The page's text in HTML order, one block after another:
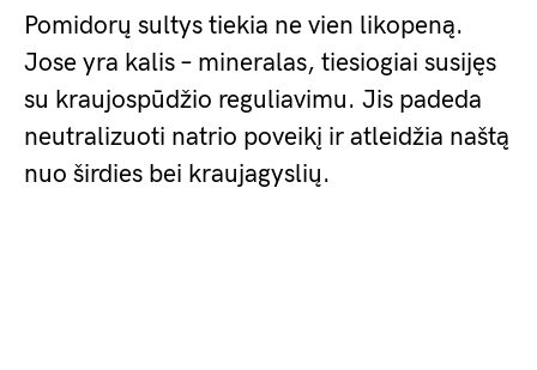
Pomidorų sultys tiekia ne vien likopeną.
Jose yra kalis – mineralas, tiesiogiai susijęs
su kraujospūdžio reguliavimu. Jis padeda
neutralizuoti natrio poveikį ir atleidžia naštą
nuo širdies bei kraujagyslių.